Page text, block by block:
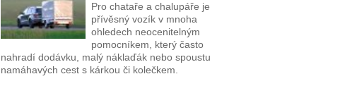
Pro chataře a chalupáře je
přívěsný vozík v mnoha
ohledech neocenitelným
pomocníkem, který často
nahradí dodávku, malý náklaďák nebo spoustu
namáhavých cest s kárkou či kolečkem.